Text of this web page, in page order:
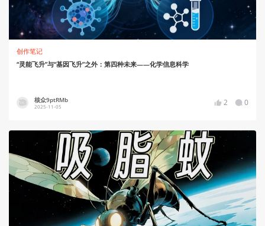
创作笔记
“灵能飞升”与“基因飞升”之外：第四种未来——化学信息科学
核众9ptRMb
2025-11-05 2 0